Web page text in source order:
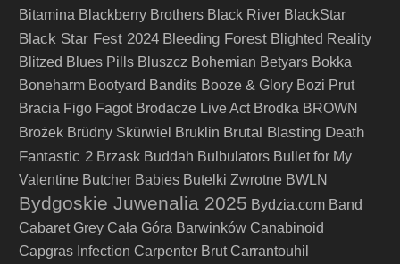
Bitamina Blackberry Brothers Black River BlackStar
Black Star Fest 2024 Bleeding Forest Blighted Reality
Blitzed Blues Pills Bluszcz Bohemian Betyars Bokka
Boneharm Bootyard Bandits Booze & Glory Bozi Prut
Bracia Figo Fagot Brodacze Live Act Brodka BROWN
Brożek Brüdny Skürwiel Bruklin Brutal Blasting Death
Fantastic 2 Brzask Buddah Bulbulators Bullet for My
Valentine Butcher Babies Butelki Zwrotne BWLN
Bydgoskie Juwenalia 2025 Bydzia.com Band
Cabaret Grey Cała Góra Barwinków Canabinoid
Capgras Infection Carpenter Brut Carrantouhil